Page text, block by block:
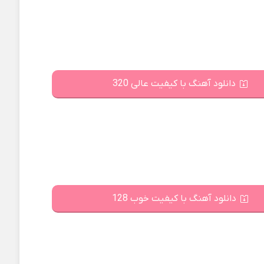
دانلود آهنگ با کیفیت عالی 320
دانلود آهنگ با کیفیت خوب 128